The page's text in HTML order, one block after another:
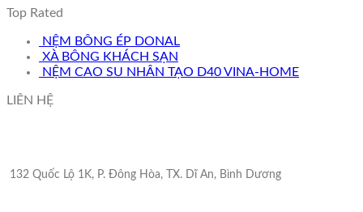
Top Rated
NỆM BÔNG ÉP DONAL
XÀ BÔNG KHÁCH SẠN
NỆM CAO SU NHÂN TẠO D40 VINA-HOME
LIÊN HỆ
132 Quốc Lộ 1K, P. Đông Hòa, TX. Dĩ An, Bình Dương